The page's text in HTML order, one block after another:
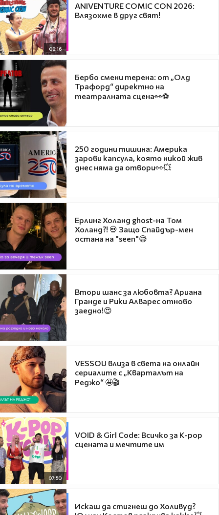
08:16
ANIVENTURE COMIC CON 2026:
Влязохме в друг свят!
Бербо смени терена: от „Олд
Трафорд“ директно на
театралната сцена👀⚽
250 години тишина: Америка
зарови капсула, която никой жив
днес няма да отвори👀💥
Ерлинг Холанд ghost-на Том
Холанд?! 💀 Защо Спайдър-мен
остана на "seen"😅
Втори шанс за любовта? Ариана
Гранде и Рики Алварес отново
заедно!😍
VESSOU влиза в света на онлайн
сериалите с „Кварталът на
Реджо“ 🤩🎬
07:50
VOID & Girl Code: Всичко за K-pop
сцената и мечтите им
Искаш да стигнеш до Холивуд?